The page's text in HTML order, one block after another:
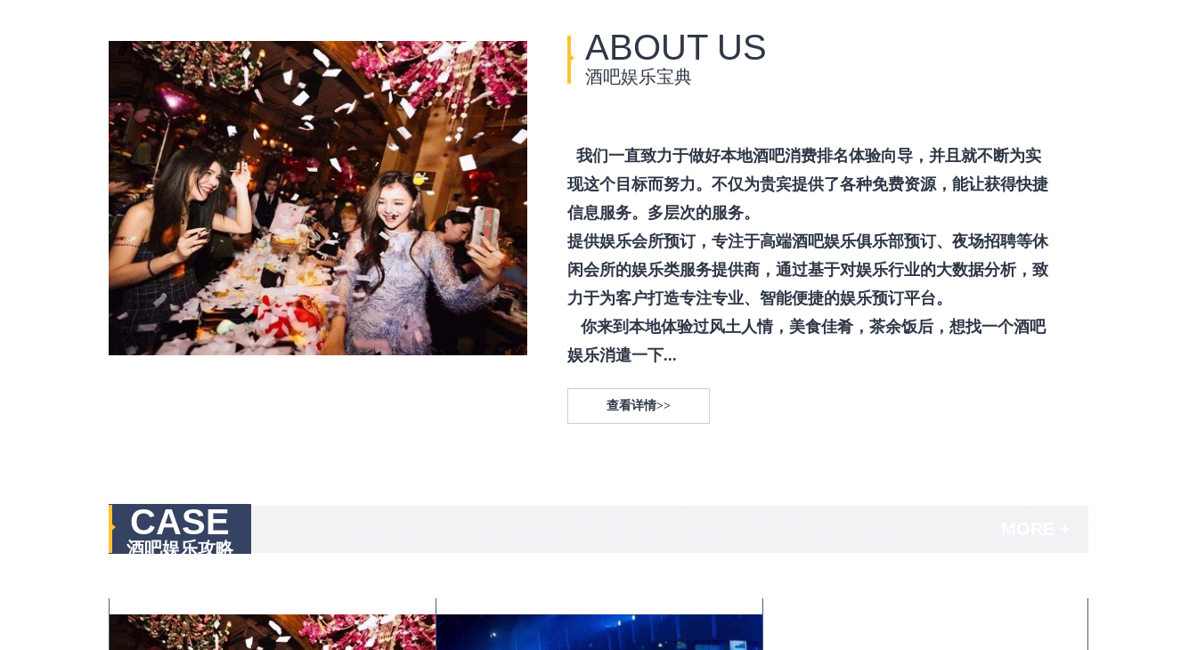
ABOUT US
酒吧娱乐宝典
我们一直致力于做好本地酒吧消费排名体验向导，并且就不断为实
现这个目标而努力。不仅为贵宾提供了各种免费资源，能让获得快捷
信息服务。多层次的服务。
提供娱乐会所预订，专注于高端酒吧娱乐俱乐部预订、夜场招聘等休
闲会所的娱乐类服务提供商，通过基于对娱乐行业的大数据分析，致
力于为客户打造专注专业、智能便捷的娱乐预订平台。
你来到本地体验过风土人情，美食佳肴，茶余饭后，想找一个酒吧
娱乐消遣一下...
查看详情>>
CASE
酒吧娱乐攻略